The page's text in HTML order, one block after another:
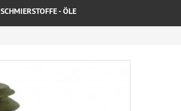
SCHMIERSTOFFE - ÖLE